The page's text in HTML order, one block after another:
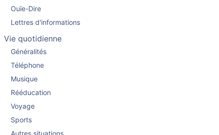
Ouïe-Dire
Lettres d'informations
Vie quotidienne
Généralités
Téléphone
Musique
Rééducation
Voyage
Sports
Autres situations